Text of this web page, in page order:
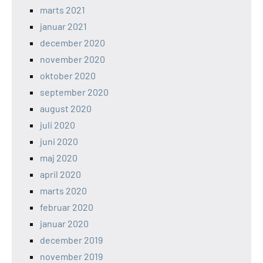
marts 2021
januar 2021
december 2020
november 2020
oktober 2020
september 2020
august 2020
juli 2020
juni 2020
maj 2020
april 2020
marts 2020
februar 2020
januar 2020
december 2019
november 2019